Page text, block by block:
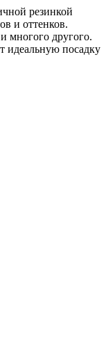
резинкой
и оттенков.
многого другого.
идеальную посадку